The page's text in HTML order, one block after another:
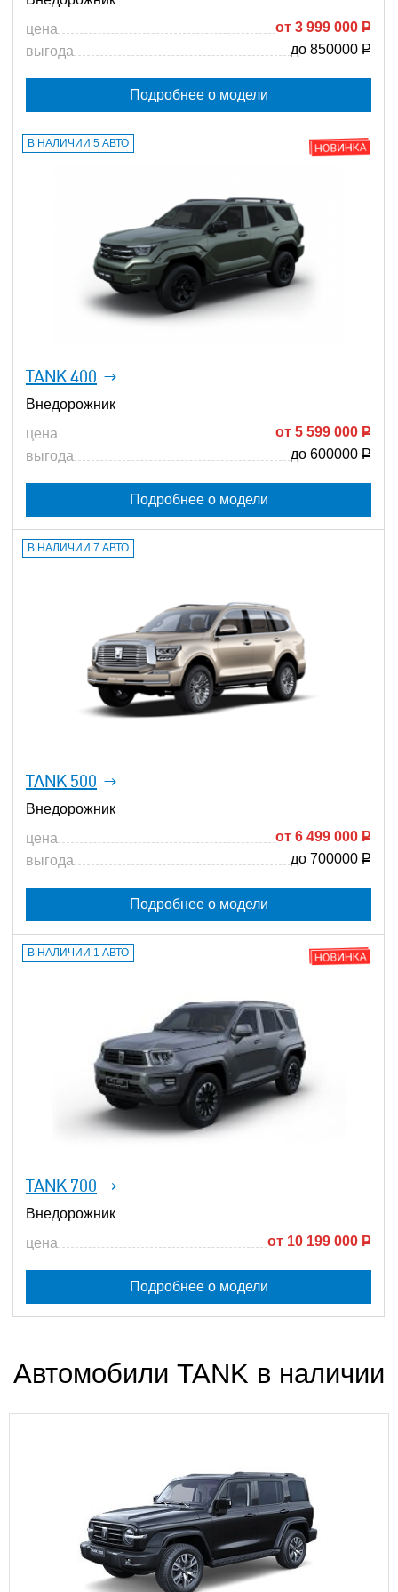
цена
от 3 999 000 Р
выгода
до 850000 Р
Подробнее о модели
TANK 400
Внедорожник
цена
от 5 599 000 Р
выгода
до 600000 Р
Подробнее о модели
В НАЛИЧИИ 5 АВТО
TANK 500
Внедорожник
цена
от 6 499 000 Р
выгода
до 700000 Р
Подробнее о модели
В НАЛИЧИИ 7 АВТО
TANK 700
Внедорожник
цена
от 10 199 000 Р
Подробнее о модели
В НАЛИЧИИ 1 АВТО
Автомобили TANK в наличии